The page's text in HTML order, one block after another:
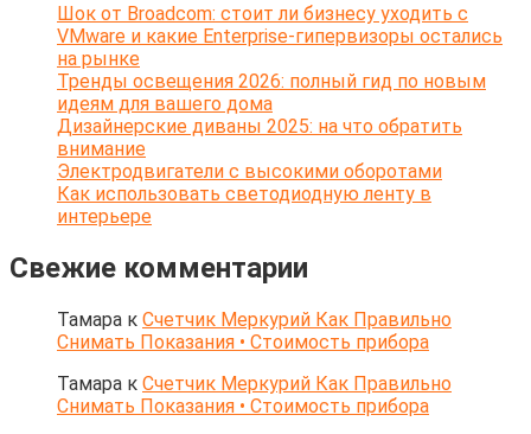
Шок от Broadcom: стоит ли бизнесу уходить с
VMware и какие Enterprise-гипервизоры остались
на рынке
Тренды освещения 2026: полный гид по новым
идеям для вашего дома
Дизайнерские диваны 2025: на что обратить
внимание
Электродвигатели с высокими оборотами
Как использовать светодиодную ленту в
интерьере
Свежие комментарии
Тамара к Счетчик Меркурий Как Правильно
Снимать Показания • Стоимость прибора
Тамара к Счетчик Меркурий Как Правильно
Снимать Показания • Стоимость прибора